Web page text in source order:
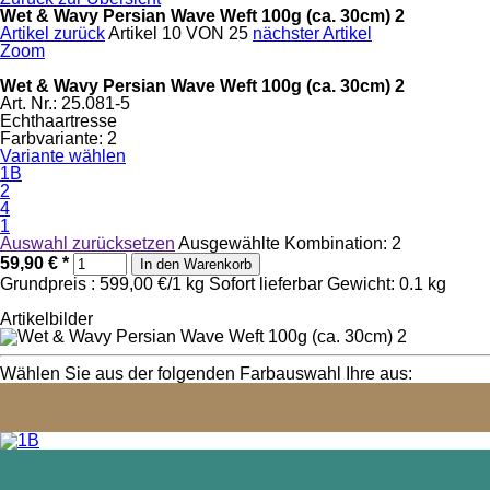
Wet & Wavy Persian Wave Weft 100g (ca. 30cm) 2
Artikel zurückArtikel 10 VON 25 nächster Artikel
Zoom
Wet & Wavy Persian Wave Weft 100g (ca. 30cm) 2
Art. Nr.: 25.081-5
Echthaartresse
Farbvariante: 2
Variante wählen
1B
2
4
1
Auswahl zurücksetzen Ausgewählte Kombination: 2
59,90 € * In den Warenkorb
Grundpreis : 599,00 €/1 kg Sofort lieferbar Gewicht: 0.1 kg
Artikelbilder
Wählen Sie aus der folgenden Farbauswahl Ihre aus: